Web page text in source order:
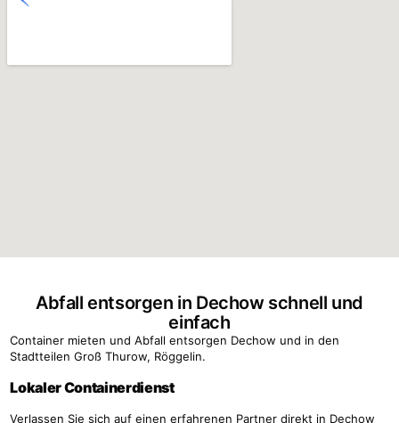
Abfall entsorgen in Dechow schnell und
einfach
Container mieten und Abfall entsorgen Dechow und in den
Stadtteilen Groß Thurow, Röggelin.
Lokaler Containerdienst
Verlassen Sie sich auf einen erfahrenen Partner direkt in Dechow